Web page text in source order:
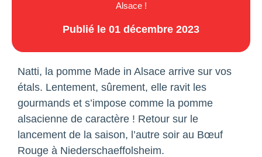
Alsace !
Publié le 01 décembre 2023
Natti, la pomme Made in Alsace arrive sur vos
étals. Lentement, sûrement, elle ravit les
gourmands et s’impose comme la pomme
alsacienne de caractère ! Retour sur le
lancement de la saison, l’autre soir au Bœuf
Rouge à Niederschaeffolsheim.